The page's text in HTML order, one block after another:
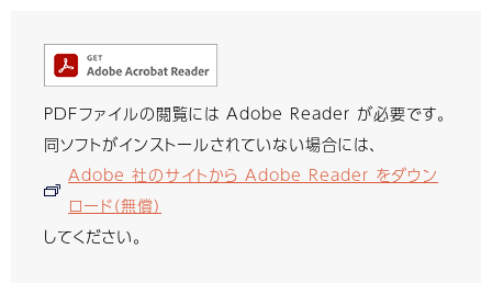
PDFファイルの閲覧には Adobe Reader が必要です。
同ソフトがインストールされていない場合には、
Adobe 社のサイトから Adobe Reader をダウン
ロード（無償）
してください。